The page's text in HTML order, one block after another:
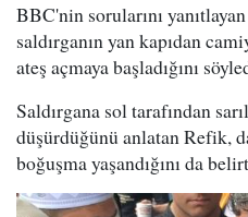
BBC'nin sorularını
saldırganın yan kapıdan
ateş açmaya başladığını
Saldırgana sol tarafından
düşürdüğünü anlatan Refik,
boğuşma yaşandığını da